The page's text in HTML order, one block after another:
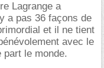
Lagrange a
a pas 36 façons de
et il ne tient
avec le
part le monde.